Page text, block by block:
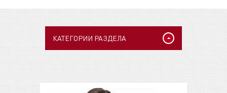
КАТЕГОРИИ РАЗДЕЛА